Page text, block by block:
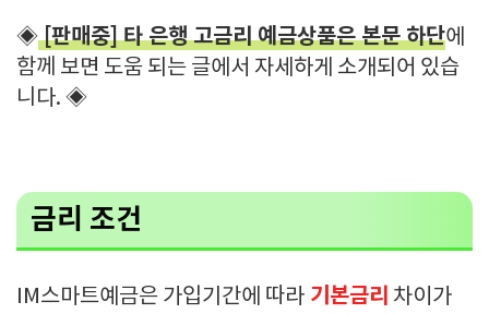
◈[판매중] 타 은행 고금리 예금상품은 본문 하단에
함께 보면 도움 되는 글에서 자세하게 소개되어 있습
니다. ◈
금리 조건
IM스마트예금은 가입기간에 따라 기본금리 차이가